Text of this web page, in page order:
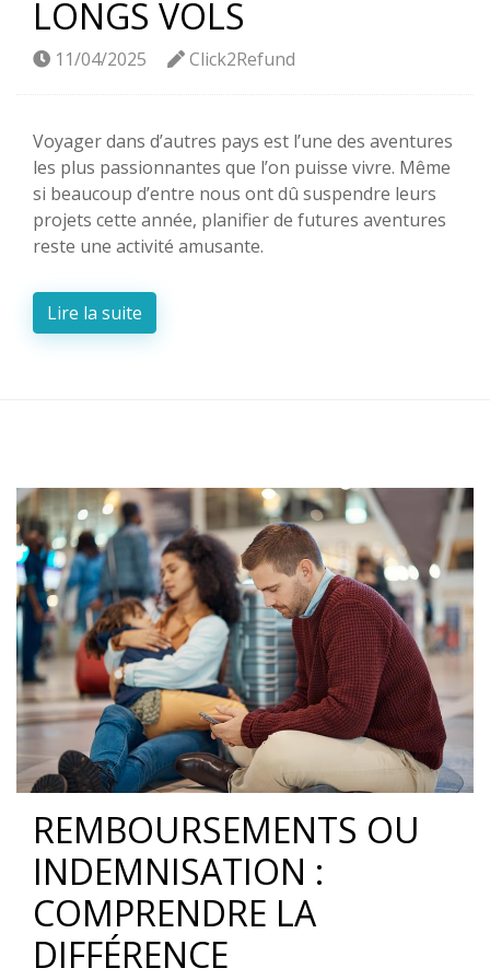
LONGS VOLS
11/04/2025 Click2Refund
Voyager dans d’autres pays est l’une des aventures
les plus passionnantes que l’on puisse vivre. Même
si beaucoup d’entre nous ont dû suspendre leurs
projets cette année, planifier de futures aventures
reste une activité amusante.
Lire la suite
REMBOURSEMENTS OU
INDEMNISATION :
COMPRENDRE LA
DIFFÉRENCE